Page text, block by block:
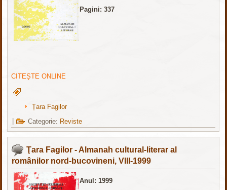
Pagini: 337
CITEȘTE ONLINE
Țara Fagilor
Categorie: Reviste
Ţara Fagilor - Almanah cultural-literar al
românilor nord-bucovineni, VIII-1999
Anul: 1999